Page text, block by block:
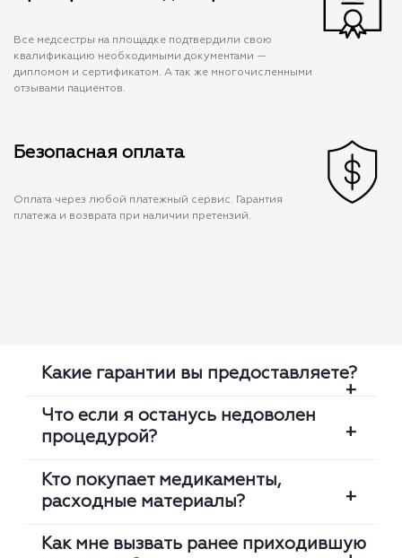
Все медсестры на площадке подтвердили свою
квалификацию необходимыми документами —
дипломом и сертификатом. А так же многочисленными
отзывами пациентов.
Безопасная оплата
Оплата через любой платежный сервис. Гарантия
платежа и возврата при наличии претензий.
Какие гарантии вы предоставляете?
лицензию, оригинальность диплома,
клинический опыт. Мы гарантируем
что медсестра приедет вовремя и
Что если я останусь недоволен
процедурой?
сервиса. В любой момент вы можете
Кто покупает медикаменты,
расходные материалы?
Как мне вызвать ранее приходившую